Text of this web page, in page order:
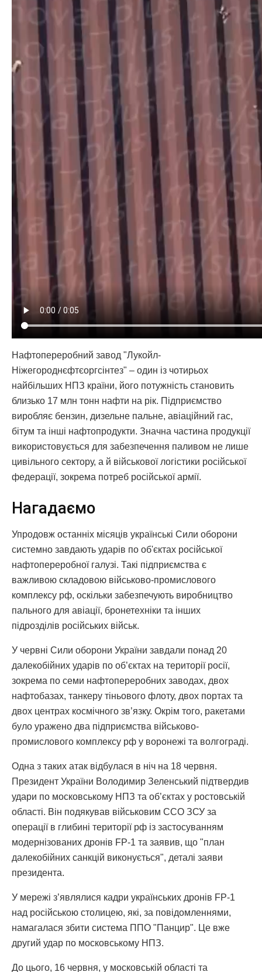
Нафтопереробний завод "Лукойл-
Ніжегороднєфтєоргсінтез" – один із чотирьох
найбільших НПЗ країни, його потужність становить
близько 17 млн тонн нафти на рік. Підприємство
виробляє бензин, дизельне пальне, авіаційний гас,
бітум та інші нафтопродукти. Значна частина продукції
використовується для забезпечення паливом не лише
цивільного сектору, а й військової логістики російської
федерації, зокрема потреб російської армії.
Нагадаємо
Упродовж останніх місяців українські Сили оборони
системно завдають ударів по об'єктах російської
нафтопереробної галузі. Такі підприємства є
важливою складовою військово-промислового
комплексу рф, оскільки забезпечують виробництво
пального для авіації, бронетехніки та інших
підрозділів російських військ.
У червні Сили оборони України завдали понад 20
далекобійних ударів по об’єктах на території росії,
зокрема по семи нафтопереробних заводах, двох
нафтобазах, танкеру тіньового флоту, двох портах та
двох центрах космічного зв’язку. Окрім того, ракетами
було уражено два підприємства військово-
промислового комплексу рф у воронежі та волгограді.
Одна з таких атак відбулася в ніч на 18 червня.
Президент України Володимир Зеленський підтвердив
удари по московському НПЗ та об’єктах у ростовській
області. Він подякував військовим ССО ЗСУ за
операції в глибині території рф із застосуванням
модернізованих дронів FP-1 та заявив, що "план
далекобійних санкцій виконується", деталі заяви
президента.
У мережі з’являлися кадри українських дронів FP-1
над російською столицею, які, за повідомленнями,
намагалася збити система ППО "Панцир". Це вже
другий удар по московському НПЗ.
До цього, 16 червня, у московській області та